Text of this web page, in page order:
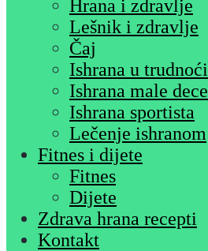
Hrana i zdravlje
Lešnik i zdravlje
Čaj
Ishrana u trudnoći
Ishrana male dece
Ishrana sportista
Lečenje ishranom
Fitnes i dijete
Fitnes
Dijete
Zdrava hrana recepti
Kontakt